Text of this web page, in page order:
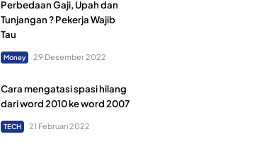
Perbedaan Gaji, Upah dan
Tunjangan ? Pekerja Wajib
Tau
Money 29 Desember 2022
Cara mengatasi spasi hilang
dari word 2010 ke word 2007
TECH 21 Februari 2022